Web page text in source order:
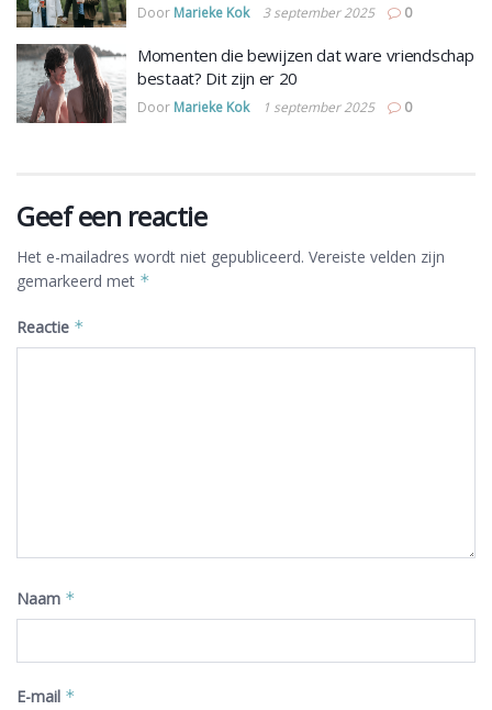
Door Marieke Kok 3 september 2025 0
Momenten die bewijzen dat ware vriendschap
bestaat? Dit zijn er 20
Door Marieke Kok 1 september 2025 0
Geef een reactie
Het e-mailadres wordt niet gepubliceerd. Vereiste velden zijn
gemarkeerd met *
Reactie *
Naam *
E-mail *